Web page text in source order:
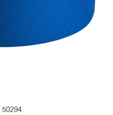
50294